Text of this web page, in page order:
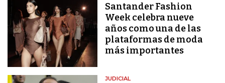
Santander Fashion
Week celebra nueve
años como una de las
plataformas de moda
más importantes
JUDICIAL